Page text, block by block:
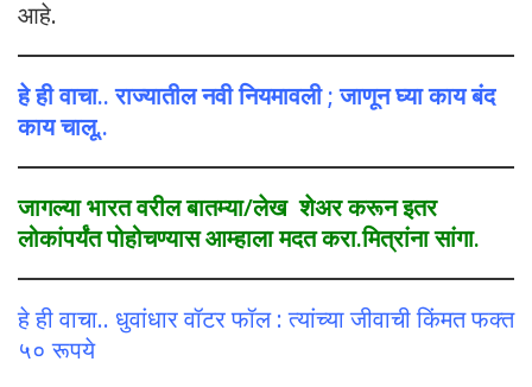
आहे.
हे ही वाचा.. राज्यातील नवी नियमावली ; जाणून घ्या काय बंद
काय चालू..
जागल्या भारत वरील बातम्या/लेख शेअर करून इतर
लोकांपर्यंत पोहोचण्यास आम्हाला मदत करा.मित्रांना सांगा.
हे ही वाचा.. धुवांधार वॉटर फॉल : त्यांच्या जीवाची किंमत फक्त
५० रूपये